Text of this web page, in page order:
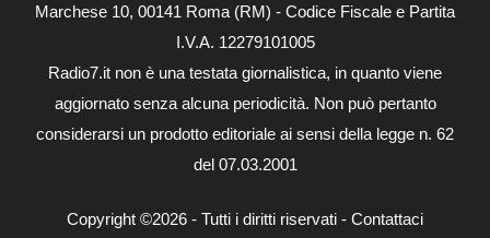
Marchese 10, 00141 Roma (RM) - Codice Fiscale e Partita
I.V.A. 12279101005
Radio7.it non è una testata giornalistica, in quanto viene
aggiornato senza alcuna periodicità. Non può pertanto
considerarsi un prodotto editoriale ai sensi della legge n. 62
del 07.03.2001
Copyright ©2026 - Tutti i diritti riservati - Contattaci